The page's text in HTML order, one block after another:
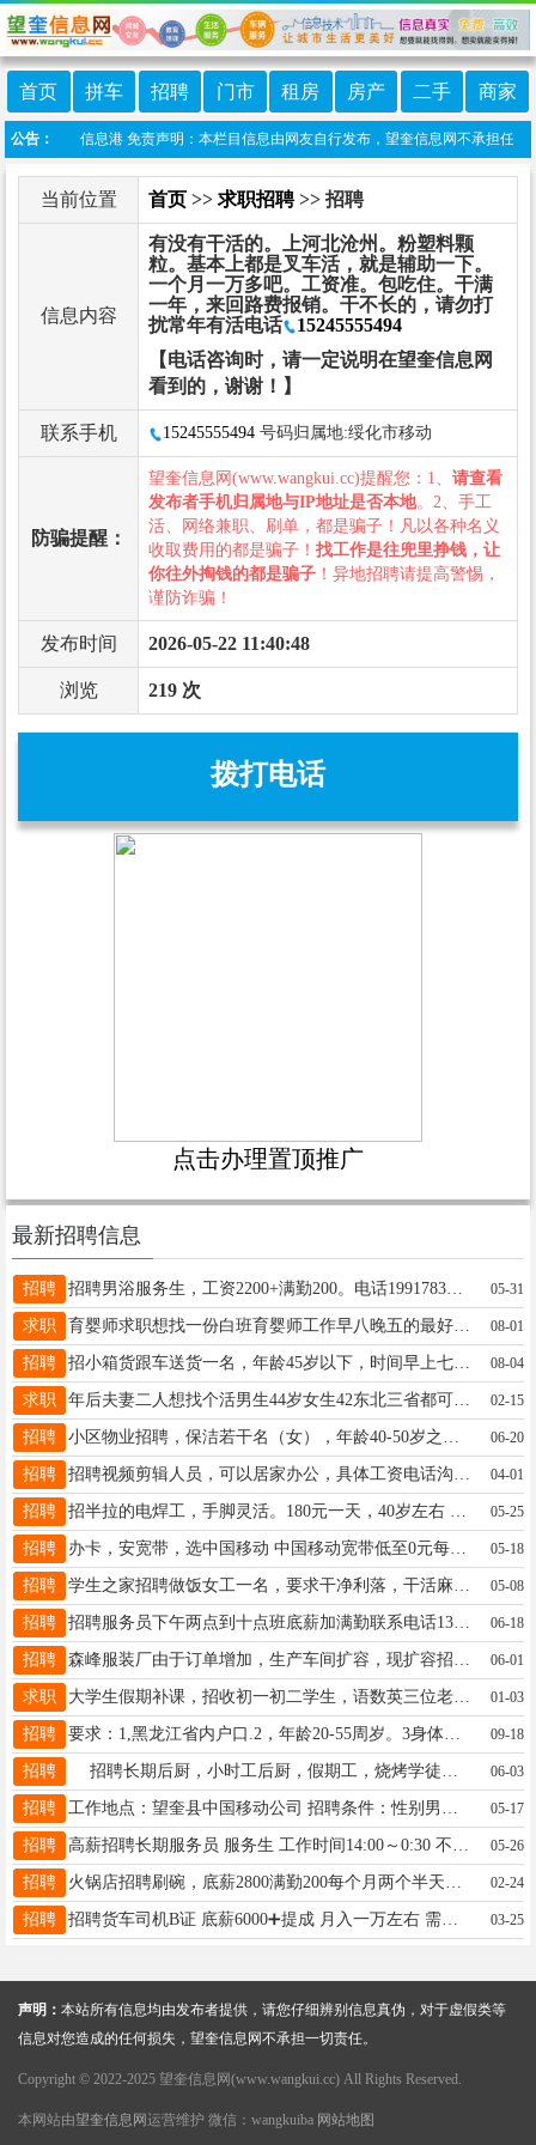
首页 拼车 招聘 门市 租房 房产 二手 商家
公告：
程序:望奎信息港 免责声明：本栏目信息由网友自行发布，望奎信息网不承担任何
当前位置 首页 >> 求职招聘>> 招聘
信息内容
有没有干活的。上河北沧州。粉塑料颗
粒。基本上都是叉车活，就是辅助一下。
一个月一万多吧。工资准。包吃住。干满
一年，来回路费报销。干不长的，请勿打
扰常年有活电话
15245555494
【电话咨询时，请一定说明在望奎信息网
看到的，谢谢！】
联系手机 15245555494 号码归属地:绥化市移动
防骗提醒：
望奎信息网(www.wangkui.cc)提醒您：1、 请查看
发布者手机归属地与IP地址是否本地。2、手工
活、网络兼职、刷单，都是骗子！凡以各种名义
收取费用的都是骗子！ 找工作是往兜里挣钱，让
你往外掏钱的都是骗子 ！异地招聘请提高警惕，
谨防诈骗！
发布时间 2026-05-22 11:40:48
浏览 219 次
拨打电话
点击办理置顶推广
最新招聘信息
招聘 招聘男浴服务生，工资2200+满勤200。电话19917830099，地址：大医院西50米 金都 05-31
求职 育婴师求职想找一份白班育婴师工作早八晚五的最好小宝，大宝也可以本人工作经验十年了有需要的打电话微信同步15845084711 08-01
招聘 招小箱货跟车送货一名，年龄45岁以下，时间早上七点半到晚上六点左右，联系电话：18614544777 08-04
求职 02-15
招聘 06-20
招聘 04-01
招聘 05-25
招聘 办卡，安宽带，选中国移动 中国移动宽带低至0元每月 需要的联系我吧19589648880 05-18
招聘 05-08
招聘 招聘服务员下午两点到十点班底薪加满勤联系电话13555358887微信同步 06-18
招聘 06-01
求职 大学生假期补课，招收初一初二学生，语数英三位老师均是师范类学生，联系电话18846439034 01-03
招聘 要求：1,黑龙江省内户口.2，年龄20-55周岁。3身体健康，语言表达流利。4,无逾期。5,每个月有一定收入。有意向电联16604550655微信同步。 09-18
招聘 06-03
招聘 05-17
招聘 05-26
招聘 02-24
招聘 招聘货车司机B证 底薪6000➕提成 月入一万左右 需体力劳动 能劳者多得 招聘车队队长薪资面议 联系电话☎:19845378777 03-25
声明： 本站所有信息均由发布者提供，请您仔细辨别信息真伪，对于虚假类等
信息对您造成的任何损失，望奎信息网不承担一切责任。
Copyright © 2022-2025 望奎信息网(www.wangkui.cc) All Rights Reserved.
本网站由望奎信息网 运营维护 微信：wangkuiba 网站地图